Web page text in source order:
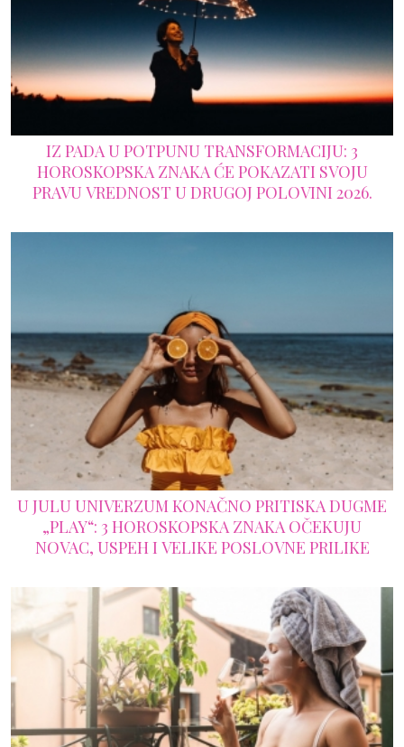
IZ PADA U POTPUNU TRANSFORMACIJU: 3
HOROSKOPSKA ZNAKA ĆE POKAZATI SVOJU
PRAVU VREDNOST U DRUGOJ POLOVINI 2026.
U JULU UNIVERZUM KONAČNO PRITISKA DUGME
„PLAY“: 3 HOROSKOPSKA ZNAKA OČEKUJU
NOVAC, USPEH I VELIKE POSLOVNE PRILIKE